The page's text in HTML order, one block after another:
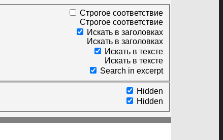
Строгое соответствие
Строгое соответствие
Искать в заголовках
Искать в заголовках
Искать в тексте
Искать в тексте
Search in excerpt
Hidden
Hidden